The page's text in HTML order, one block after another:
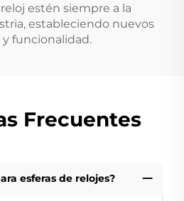
estén siempre a la
estableciendo nuevos
funcionalidad.
Frecuentes
esferas de relojes?